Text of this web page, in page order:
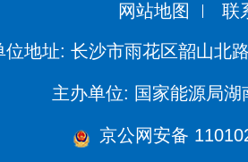
网站地图 联
位地址: 长沙市雨花区韶山北
主办单位: 国家能源局湖
京公网安备